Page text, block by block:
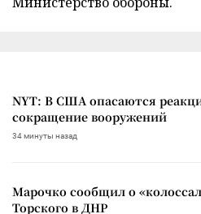
NYT: В США опасаются
сокращение вооружений
34 минуты назад
Марочко сообщил о
Торского в ДНР